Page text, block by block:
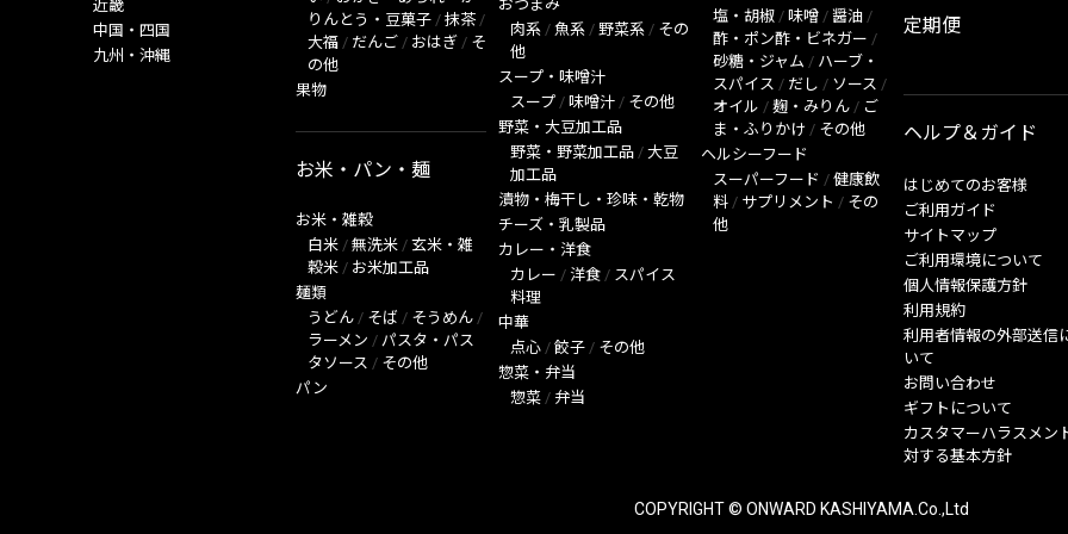
近畿
中国・四国
九州・沖縄
りんとう・豆菓子 / 抹茶 /
大福 / だんご / おはぎ / そ
の他
果物
お米・パン・麺
お米・雑穀
白米 / 無洗米 / 玄米・雑
穀米 / お米加工品
麺類
うどん / そば / そうめん /
ラーメン / パスタ・パス
タソース / その他
パン
おつまみ
肉系 / 魚系 / 野菜系 / その
他
スープ・味噌汁
スープ / 味噌汁 / その他
野菜・大豆加工品
野菜・野菜加工品 / 大豆
加工品
漬物・梅干し・珍味・乾物
チーズ・乳製品
カレー・洋食
カレー / 洋食 / スパイス
料理
中華
点心 / 餃子 / その他
惣菜・弁当
惣菜 / 弁当
塩・胡椒 / 味噌 / 醤油 /
酢・ポン酢・ビネガー /
砂糖・ジャム / ハーブ・
スパイス / だし / ソース /
オイル / 麹・みりん / ご
ま・ふりかけ / その他
ヘルシーフード
スーパーフード / 健康飲
料 / サプリメント / その
他
定期便
ヘルプ＆ガイド
はじめてのお客様
ご利用ガイド
サイトマップ
ご利用環境について
個人情報保護方針
利用規約
利用者情報の外部送信
いて
お問い合わせ
ギフトについて
カスタマーハラスメン
対する基本方針
COPYRIGHT © ONWARD KASHIYAMA.Co.,Ltd